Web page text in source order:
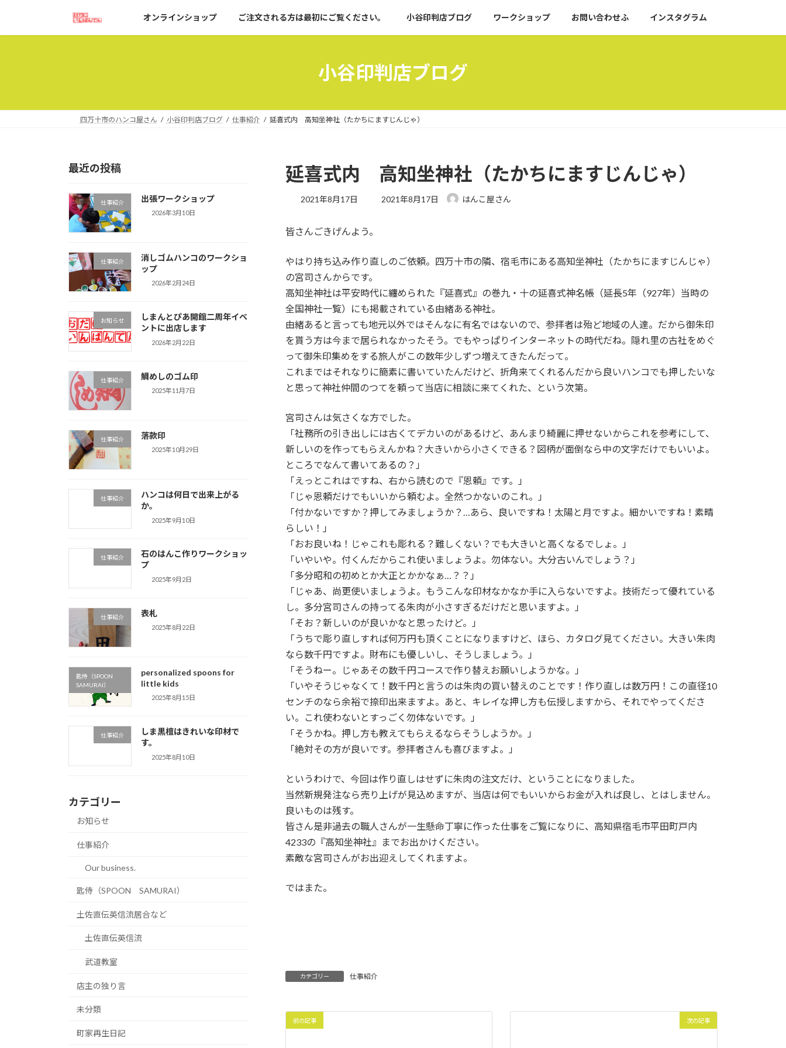
テ
ゲ
オンラインショップ ご注文される方は最初にご覧ください。 小谷印判店ブログ ワークショップ お問い合わせふ インスタグラム
小谷印判店ブログ
四万十市のハンコ屋さん 小谷印判店ブログ 仕事紹介 延喜式内 高知坐神社（たかちにますじんじゃ）
延喜式内 高知坐神社（たかちにますじんじゃ）
2021年8月17日
最
時
:
2021年8月17日 はんこ屋さん
皆さんごきげんよう。
やはり持ち込み作り直しのご依頼。四万十市の隣、宿毛市にある高知坐神社（たかちにますじんじゃ）
の宮司さんからです。
高知坐神社は平安時代に纏められた『延喜式』の巻九・十の延喜式神名帳（延長5年（927年）当時の
全国神社一覧）にも掲載されている由緒ある神社。
由緒あると言っても地元以外ではそんなに有名ではないので、参拝者は殆ど地域の人達。だから御朱印
を貰う方は今まで居られなかったそう。でもやっぱりインターネットの時代だね。隠れ里の古社をめぐ
って御朱印集めをする旅人がこの数年少しずつ増えてきたんだって。
これまではそれなりに簡素に書いていたんだけど、折角来てくれるんだから良いハンコでも押したいな
と思って神社仲間のつてを頼って当店に相談に来てくれた、という次第。
宮司さんは気さくな方でした。
「社務所の引き出しには古くてデカいのがあるけど、あんまり綺麗に押せないからこれを参考にして、
新しいのを作ってもらえんかね？大きいから小さくできる？図柄が面倒なら中の文字だけでもいいよ。
ところでなんて書いてあるの？」
「えっとこれはですね、右から読むので『恩頼』です。」
「じゃ恩頼だけでもいいから頼むよ。全然つかないのこれ。」
「付かないですか？押してみましょうか？…あら、良いですね！太陽と月ですよ。細かいですね！素晴
らしい！」
「おお良いね！じゃこれも彫れる？難しくない？でも大きいと高くなるでしょ。」
「いやいや。付くんだからこれ使いましょうよ。勿体ない。大分古いんでしょう？」
「多分昭和の初めとか大正とかかなぁ…？？」
「じゃあ、尚更使いましょうよ。もうこんな印材なかなか手に入らないですよ。技術だって優れている
し。多分宮司さんの持ってる朱肉が小さすぎるだけだと思いますよ。」
「そお？新しいのが良いかなと思ったけど。」
「うちで彫り直しすれば何万円も頂くことになりますけど、ほら、カタログ見てください。大きい朱肉
なら数千円ですよ。財布にも優しいし、そうしましょう。」
「そうねー。じゃあその数千円コースで作り替えお願いしようかな。」
「いやそうじゃなくて！数千円と言うのは朱肉の買い替えのことです！作り直しは数万円！この直径10
センチのなら余裕で捺印出来ますよ。あと、キレイな押し方も伝授しますから、それでやってくださ
い。これ使わないとすっごく勿体ないです。」
「そうかね。押し方も教えてもらえるならそうしようか。」
「絶対その方が良いです。参拝者さんも喜びますよ。」
というわけで、今回は作り直しはせずに朱肉の注文だけ、ということになりました。
当然新規発注なら売り上げが見込めますが、当店は何でもいいからお金が入れば良し、とはしません。
良いものは残す。
皆さん是非過去の職人さんが一生懸命丁寧に作った仕事をご覧になりに、高知県宿毛市平田町戸内
4233の『高知坐神社』までお出かけください。
素敵な宮司さんがお出迎えしてくれますよ。
ではまた。
カテゴリー 仕事紹介
前の記事 次の記事
最近の投稿
仕事紹介 出張ワークショップ
2026年3月10日
仕事紹介
消しゴムハンコのワークショ
ップ
2026年2月24日
お知らせ
しまんとぴあ開館二周年イベ
ントに出店します
2026年2月22日
仕事紹介 鯛めしのゴム印
2025年11月7日
仕事紹介 落款印
2025年10月29日
仕事紹介
ハンコは何日で出来上がる
か。
2025年9月10日
仕事紹介
石のはんこ作りワークショッ
プ
2025年9月2日
仕事紹介 表札
2025年8月22日
匙侍（SPOON
SAMURAI）
personalized spoons for
little kids
2025年8月15日
仕事紹介
しま黒檀はきれいな印材で
す。
2025年8月10日
カテゴリー
お知らせ
仕事紹介
Our business.
匙侍（SPOON SAMURAI）
土佐直伝英信流居合など
土佐直伝英信流
武道教室
店主の独り言
未分類
町家再生日記